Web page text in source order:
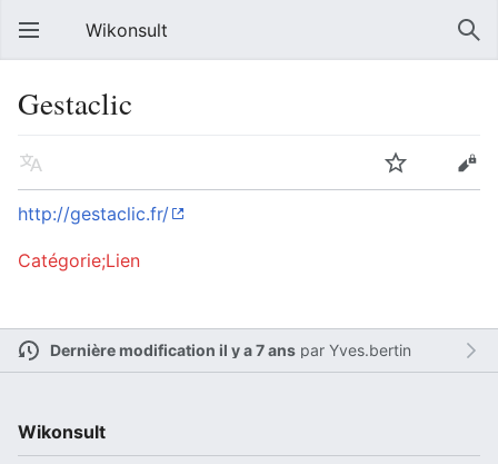
Wikonsult
Gestaclic
http://gestaclic.fr/
Catégorie;Lien
Dernière modification il y a 7 anspar Yves.bertin
Wikonsult